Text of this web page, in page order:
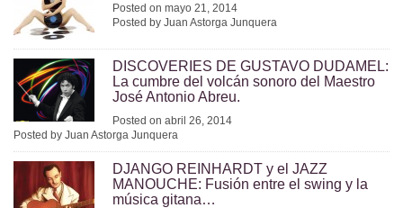
Posted on mayo 21, 2014
Posted by Juan Astorga Junquera
DISCOVERIES DE GUSTAVO DUDAMEL:
La cumbre del volcán sonoro del Maestro
José Antonio Abreu.
Posted on abril 26, 2014
Posted by Juan Astorga Junquera
DJANGO REINHARDT y el JAZZ
MANOUCHE: Fusión entre el swing y la
música gitana…